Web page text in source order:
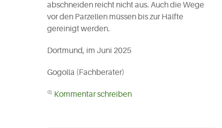
abschneiden reicht nicht aus. Auch die Wege
vor den Parzellen müssen bis zur Hälfte
gereinigt werden.
Dortmund, im Juni 2025
Gogolla (Fachberater)
Kommentar schreiben